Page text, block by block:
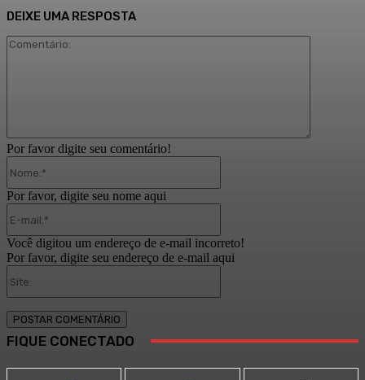
DEIXE UMA RESPOSTA
Por favor digite seu comentário!
Por favor, digite seu nome aqui
Você digitou um endereço de e-mail incorreto!
Por favor, digite seu endereço de e-mail aqui
FIQUE CONECTADO